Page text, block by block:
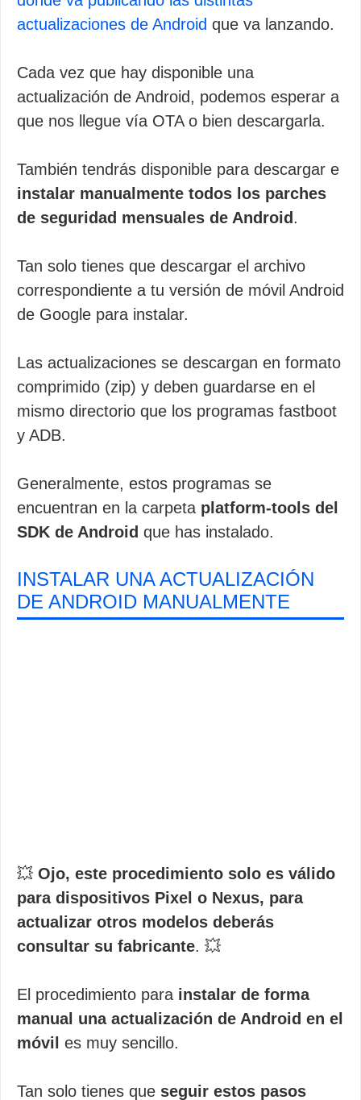
actualizaciones de Android que va lanzando.
Cada vez que hay disponible una
actualización de Android, podemos esperar a
que nos llegue vía OTA o bien descargarla.
También tendrás disponible para descargar e
instalar manualmente todos los parches
de seguridad mensuales de Android .
Tan solo tienes que descargar el archivo
correspondiente a tu versión de móvil Android
de Google para instalar.
Las actualizaciones se descargan en formato
comprimido (zip) y deben guardarse en el
mismo directorio que los programas fastboot
y ADB.
Generalmente, estos programas se
encuentran en la carpeta platform-tools del
SDK de Android que has instalado.
INSTALAR UNA ACTUALIZACIÓN
DE ANDROID MANUALMENTE
💥 Ojo, este procedimiento solo es válido
para dispositivos Pixel o Nexus, para
actualizar otros modelos deberás
consultar su fabricante. 💥
El procedimiento para instalar de forma
manual una actualización de Android en el
móvil es muy sencillo.
Tan solo tienes que seguir estos pasos